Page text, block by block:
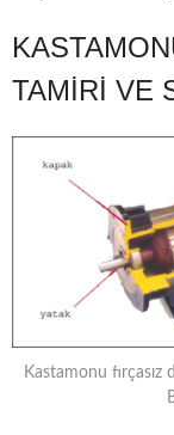
TAMIRI VE
Kastamonu fırçasız